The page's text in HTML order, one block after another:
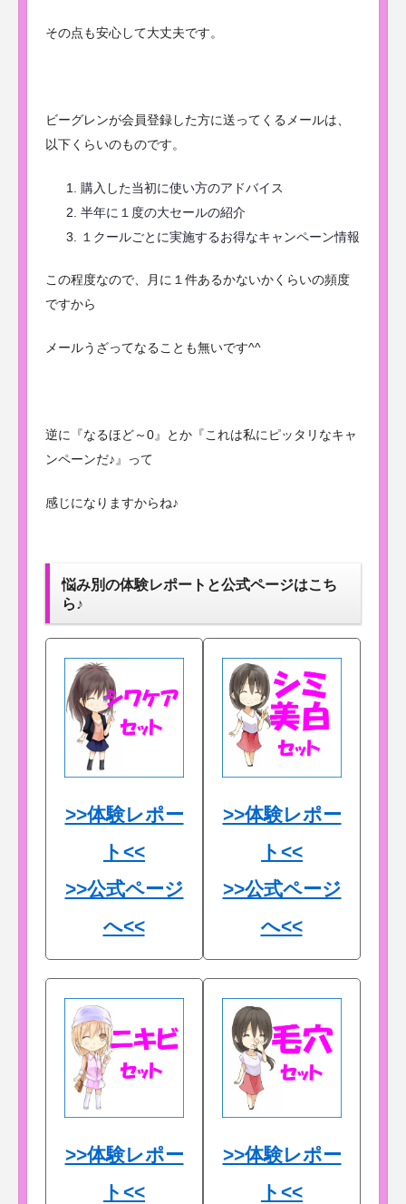
その点も安心して大丈夫です。
ビーグレンが会員登録した方に送ってくるメールは、
以下くらいのものです。
購入した当初に使い方のアドバイス
半年に１度の大セールの紹介
１クールごとに実施するお得なキャンペーン情報
この程度なので、月に１件あるかないかくらいの頻度
ですから
メールうざってなることも無いです^^
逆に『なるほど～0』とか『これは私にピッタリなキャ
ンペーンだ♪』って
感じになりますからね♪
悩み別の体験レポートと公式ページはこち
ら♪
>>体験レポー
ト<<
>>公式ページ
へ<<
>>体験レポー
ト<<
>>公式ページ
へ<<
>>体験レポー
ト<<
>>体験レポー
ト<<